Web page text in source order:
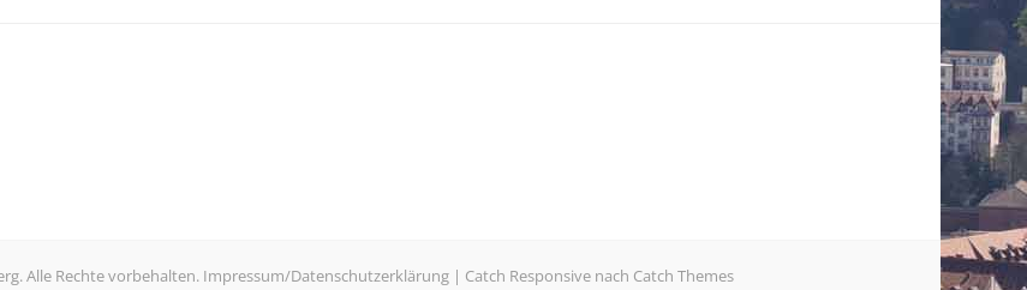
. Alle Rechte vorbehalten. Impressum/Datenschutzerklärung | Catch Responsive nach Catch Themes